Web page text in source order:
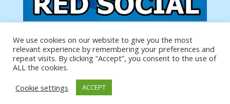
Tu anuncio va aquí
Podemos poner tu anuncio aquí con un link de tu
producto o página
We use cookies on our website to give you the most
relevant experience by remembering your preferences and
repeat visits. By clicking “Accept”, you consent to the use of
ALL the cookies.
Cookie settings
ACCEPT
https://analytics.google.com/analytics/web/?